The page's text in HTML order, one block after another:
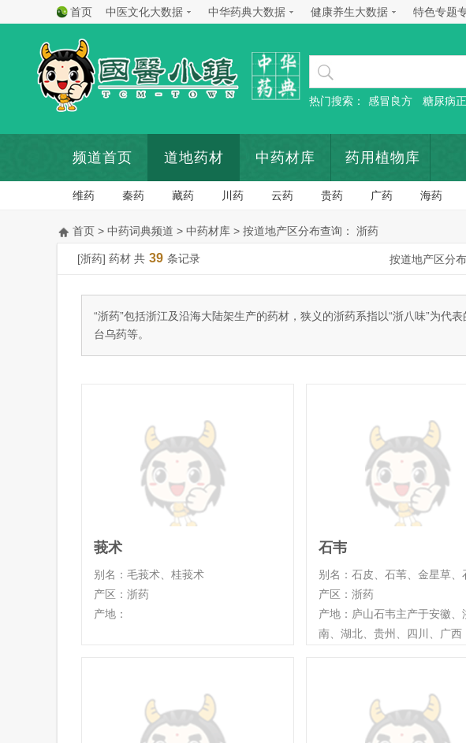
首页 中医文化大数据 中华药典大数据 健康养生大数据 特色专题
热门搜索： 感冒良方 糖尿病
频道首页 道地药材 中药材库 药用植物库
维药 秦药 藏药 川药 云药 贵药 广药 海药
首页 > 中药词典频道 > 中药材库 > 按道地产区分布查询： 浙药
[浙药] 药材 共 39 条记录 按道地产区分
“浙药”包括浙江及沿海大陆架生产的药材，狭义的浙药系指以“浙八味”为
台乌药等。
莪术
别名：毛莪术、桂莪术
产区：浙药
产地：
石韦
别名：石皮、石苇、金星草、
产区：浙药
产地：庐山石韦主产于安徽、
南、湖北、贵州、四川、广西